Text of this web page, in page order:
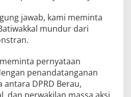
jawab, kami meminta
mundur dari
pernyataan
penandatanganan
antara DPRD Berau,